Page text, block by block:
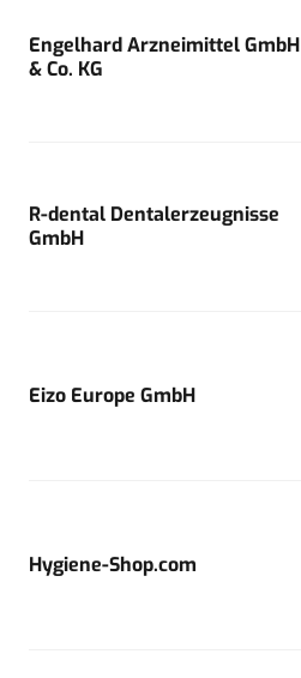
Engelhard Arzneimittel GmbH
& Co. KG
R-dental Dentalerzeugnisse
GmbH
Eizo Europe GmbH
Hygiene-Shop.com